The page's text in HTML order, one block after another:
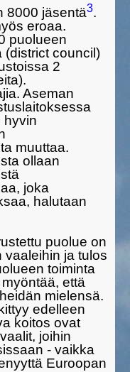
8000 jäsentä3.
eroaa.
puolueen
(district council)
2
Ase­man
hyvin
muut­taa.
ollaan
joka
halutaan
puolue on
vaaleihin ja tulos
toiminta
että
mielensä.
edelleen
koitos ovat
joihin
- vaikka
Euroopan